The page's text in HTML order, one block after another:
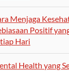
Menjaga
Positif
Hari
Health yang